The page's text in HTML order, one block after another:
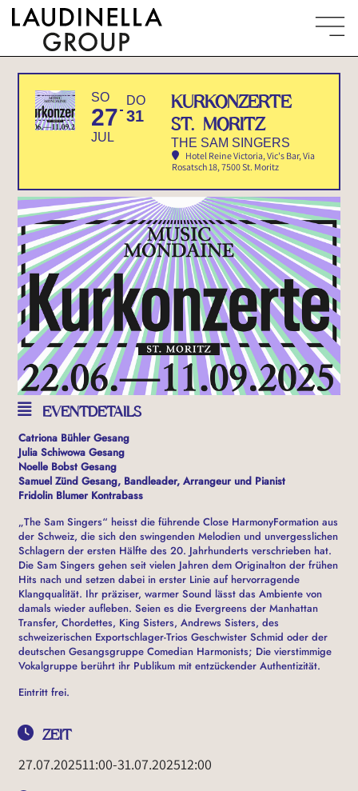
SO
27
JUL
DO
31
KURKONZERTE
ST. MORITZ
THE SAM SINGERS
Hotel Reine Victoria, Vic's Bar, Via
Rosatsch 18, 7500 St. Moritz
EVENTDETAILS
Catriona Bühler Gesang
Julia Schiwowa Gesang
Noelle Bobst Gesang
Samuel Zünd Gesang, Bandleader, Arrangeur und Pianist
Fridolin Blumer Kontrabass
„The Sam Singers“ heisst die führende Close HarmonyFormation aus
der Schweiz, die sich den swingenden Melodien und unvergesslichen
Schlagern der ersten Hälfte des 20. Jahrhunderts verschrieben hat.
Die Sam Singers gehen seit vielen Jahren dem Originalton der frühen
Hits nach und setzen dabei in erster Linie auf hervorragende
Klangqualität. Ihr präziser, warmer Sound lässt das Ambiente von
damals wieder aufleben. Seien es die Evergreens der Manhattan
Transfer, Chordettes, King Sisters, Andrews Sisters, des
schweizerischen Exportschlager-Trios Geschwister Schmid oder der
deutschen Gesangsgruppe Comedian Harmonists; Die vierstimmige
Vokalgruppe berührt ihr Publikum mit entzückender Authentizität.
Eintritt frei.
ZEIT
27.07.202511:00-31.07.202512:00